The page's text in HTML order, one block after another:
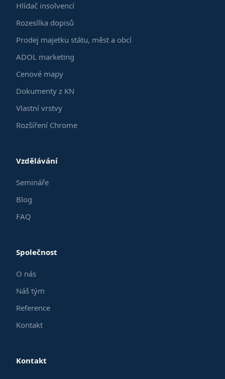
Hlídač insolvencí
Rozesílka dopisů
Prodej majetku státu, měst a obcí
ADOL marketing
Cenové mapy
Dokumenty z KN
Vlastní vrstvy
Rozšíření Chrome
Vzdělávání
Semináře
Blog
FAQ
Společnost
O nás
Náš tým
Reference
Kontakt
Kontakt